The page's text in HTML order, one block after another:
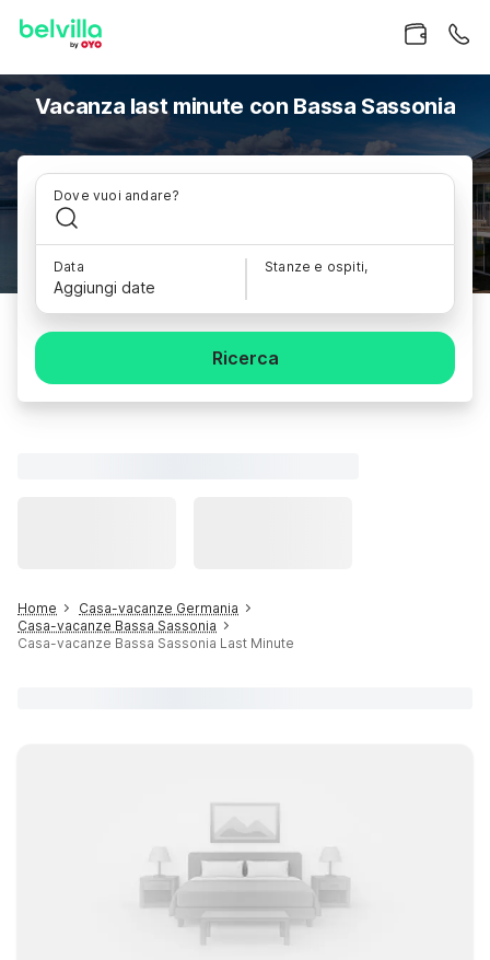
Vacanza last minute con Bassa Sassonia
Dove vuoi andare?
Data
Aggiungi date
Stanze e ospiti,
Ricerca
Home
Casa-vacanze Germania
Casa-vacanze Bassa Sassonia
Casa-vacanze Bassa Sassonia Last Minute